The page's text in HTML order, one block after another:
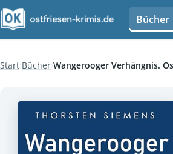
Bücher
Start Bücher Wangerooger Verhängnis.